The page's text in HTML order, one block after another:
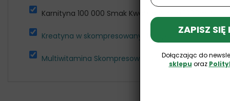
Karnityna 100 000 Smak Kwaśna Wiśnia 1000ml
Kreatyna w skompresowanych kapsułkach 120
Multiwitamina Skompresowana 60 kapsułek Nutrend
ZAPISZ SIĘ
Dołączając do
sklepu oraz